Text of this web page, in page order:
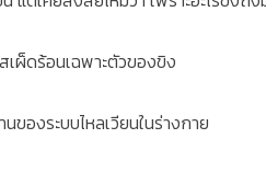
เผ็ดร้อนเฉพาะตัวของขิง
องระบบไหลเวียนในร่างกาย